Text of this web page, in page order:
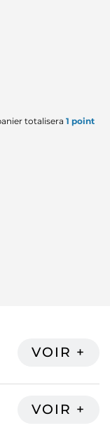
totalisera 1 point